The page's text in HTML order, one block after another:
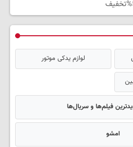
لوازم یدکی موتور
فیلم‌ها و سریال‌ها
امشو